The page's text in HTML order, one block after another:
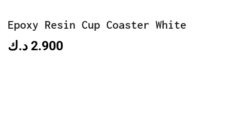
Epoxy Resin Cup Coaster White
2.900 د.ك